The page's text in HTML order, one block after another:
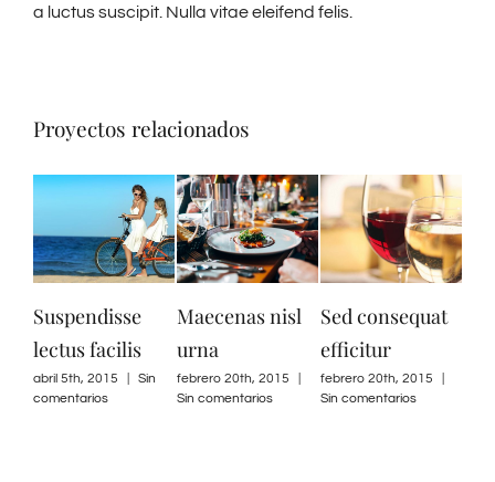
a luctus suscipit. Nulla vitae eleifend felis.
Proyectos relacionados
facilis
2015 |
Sin
Maecenas nisl
urna
febrero 20th, 2015
|
Sin comentarios
Sed consequat
febrero 20th, 2015
|
Sin comentarios
Proin eget
tortor
febrero 20th, 2015
Sin comentarios